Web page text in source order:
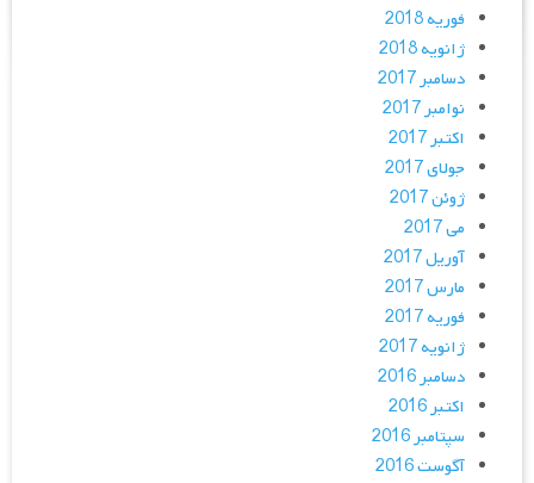
فوریه 2018
ژانویه 2018
دسامبر 2017
نوامبر 2017
اکتبر 2017
جولای 2017
ژوئن 2017
می 2017
آوریل 2017
مارس 2017
فوریه 2017
ژانویه 2017
دسامبر 2016
اکتبر 2016
سپتامبر 2016
آگوست 2016